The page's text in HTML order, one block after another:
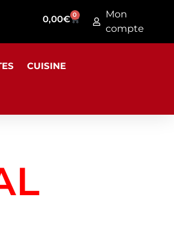
0,00€ 0
Mon
compte
CUISINE